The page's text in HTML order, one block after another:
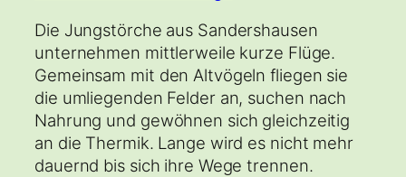
Die Jungstörche aus Sandershausen
unternehmen mittlerweile kurze Flüge.
Gemeinsam mit den Altvögeln fliegen sie
die umliegenden Felder an, suchen nach
Nahrung und gewöhnen sich gleichzeitig
an die Thermik. Lange wird es nicht mehr
dauernd bis sich ihre Wege trennen.